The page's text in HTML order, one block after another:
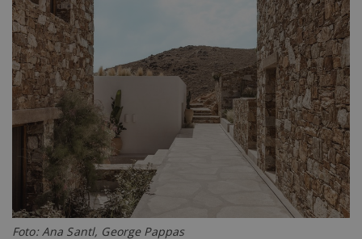
Foto: Ana Santl, George Pappas